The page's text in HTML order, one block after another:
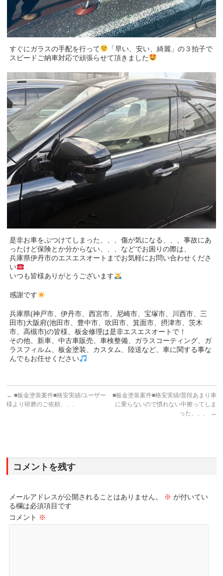
すぐにガラスの手配を行って
「早い、安い、綺麗」の３拍子で
スピードご納車対応で頑張らせて頂きました
是非お車をぶつけてしまった、、、傷が気になる、、、事故にあ
ったけど保険とか分からない、、、などでお困りの際は、
兵庫県伊丹市のエスエスオートまでお気軽にお問い合わせくださ
い
いつも皆様ありがとうございます
感謝です
兵庫県(神戸市、伊丹市、西宮市、尼崎市、宝塚市、川西市、三
田市)大阪府(池田市、豊中市、吹田市、箕面市、摂津市、茨木
市、高槻市)の皆様、板金修理は是非エスエスオートで！
その他、新車、中古車販売、車検整備、ガラスコーティング、ガ
ラスフィルム、板金塗装、カスタム、陸送など、車に関する事な
んでもお任せください
← ■板金塗装案件■格安実績/ユーザー
様より研磨のご依頼、、、
■板金塗装案件■格安実績/普段あまり車
に乗らないので慣れない中擦ってしま
った、、、
→
コメントを残す
メールアドレスが公開されることはありません。 ※ が付いてい
る欄は必須項目です
コメント ※